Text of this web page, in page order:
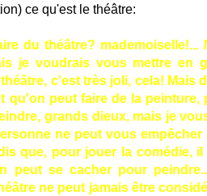
ce qu'est le théâtre:
du théâtre?
je voudrais vous mettre en
c'est très joli, cela! Mais
qu'on peut faire de la peinture,
grands dieux, mais je
ne peut vous
que, pour jouer la comédie,
peut se cacher pour
ne peut jamais être